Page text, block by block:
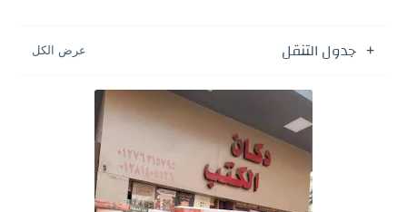
جدول التنقل